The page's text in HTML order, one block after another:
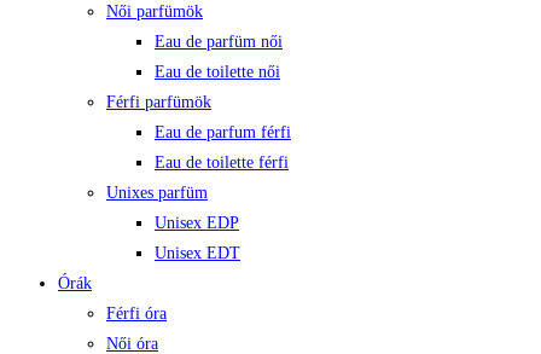
Női parfümök
Eau de parfüm női
Eau de toilette női
Férfi parfümök
Eau de parfum férfi
Eau de toilette férfi
Unixes parfüm
Unisex EDP
Unisex EDT
Órák
Férfi óra
Női óra